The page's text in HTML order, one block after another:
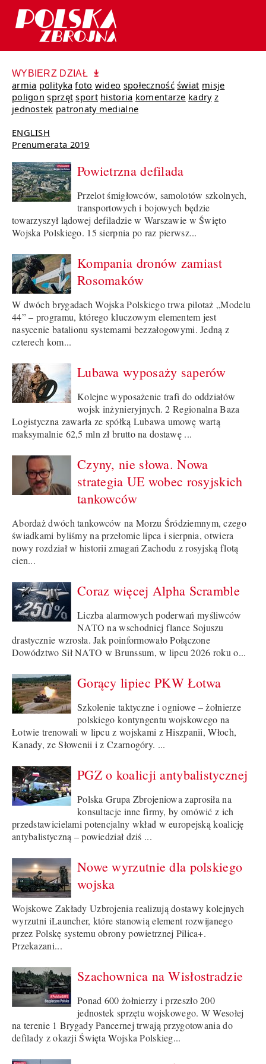
WYBIERZ DZIAŁ
armia polityka foto wideo społeczność świat misje
poligon sprzęt sport historia komentarze kadry z
jednostek patronaty medialne
ENGLISH
Prenumerata 2019
Powietrzna defilada
Przelot śmigłowców, samolotów szkolnych,
transportowych i bojowych będzie
towarzyszył lądowej defiladzie w Warszawie w Święto
Wojska Polskiego. 15 sierpnia po raz pierwsz...
Kompania dronów zamiast
Rosomaków
W dwóch brygadach Wojska Polskiego trwa pilotaż „Modelu
44” – programu, którego kluczowym elementem jest
nasycenie batalionu systemami bezzałogowymi. Jedną z
czterech kom...
Lubawa wyposaży saperów
Kolejne wyposażenie trafi do oddziałów
wojsk inżynieryjnych. 2 Regionalna Baza
Logistyczna zawarła ze spółką Lubawa umowę wartą
maksymalnie 62,5 mln zł brutto na dostawę ...
Czyny, nie słowa. Nowa
strategia UE wobec rosyjskich
tankowców
Abordaż dwóch tankowców na Morzu Śródziemnym, czego
świadkami byliśmy na przełomie lipca i sierpnia, otwiera
nowy rozdział w historii zmagań Zachodu z rosyjską flotą
cien...
Coraz więcej Alpha Scramble
Liczba alarmowych poderwań myśliwców
NATO na wschodniej flance Sojuszu
drastycznie wzrosła. Jak poinformowało Połączone
Dowództwo Sił NATO w Brunssum, w lipcu 2026 roku o...
Gorący lipiec PKW Łotwa
Szkolenie taktyczne i ogniowe – żołnierze
polskiego kontyngentu wojskowego na
Łotwie trenowali w lipcu z wojskami z Hiszpanii, Włoch,
Kanady, ze Słowenii i z Czarnogóry. ...
PGZ o koalicji antybalistycznej
Polska Grupa Zbrojeniowa zaprosiła na
konsultacje inne firmy, by omówić z ich
przedstawicielami potencjalny wkład w europejską koalicję
antybalistyczną – powiedział dziś ...
Nowe wyrzutnie dla polskiego
wojska
Wojskowe Zakłady Uzbrojenia realizują dostawy kolejnych
wyrzutni iLauncher, które stanowią element rozwijanego
przez Polskę systemu obrony powietrznej Pilica+.
Przekazani...
Szachownica na Wisłostradzie
Ponad 600 żołnierzy i przeszło 200
jednostek sprzętu wojskowego. W Wesołej
na terenie 1 Brygady Pancernej trwają przygotowania do
defilady z okazji Święta Wojska Polskieg...